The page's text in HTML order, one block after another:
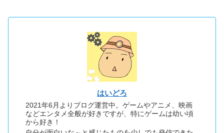
はいどろ
2021年6月よりブログ運営中。ゲームやアニメ、映画
などエンタメ全般が好きですが、特にゲームは幼い頃
から好き！